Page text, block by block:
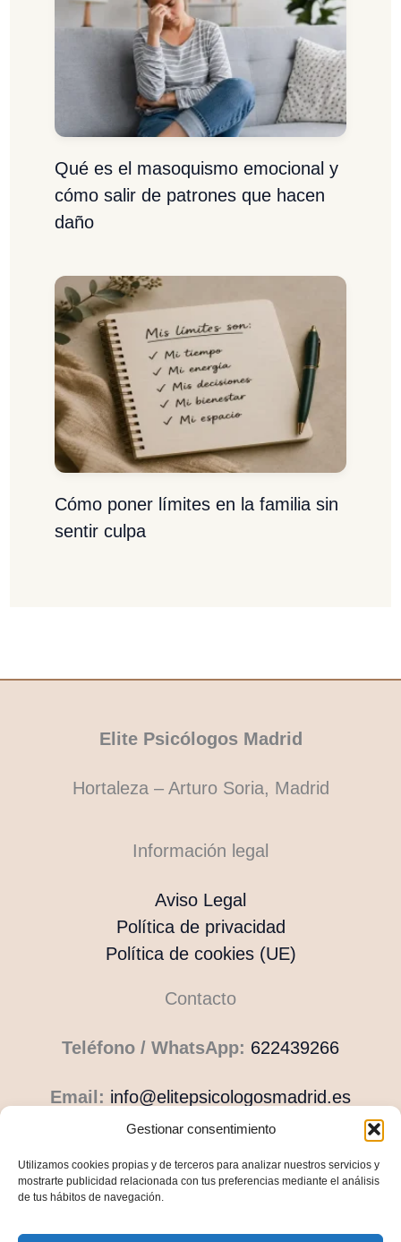
Gestionar consentimiento
Utilizamos cookies propias y de terceros para analizar nuestros servicios y
mostrarte publicidad relacionada con tus preferencias mediante el análisis
de tus hábitos de navegación.
Qué es el masoquismo emocional y
cómo salir de patrones que hacen
daño
Cómo poner límites en la familia sin
sentir culpa
Elite Psicólogos Madrid
Hortaleza – Arturo Soria, Madrid
Información legal
Aviso Legal
Política de privacidad
Política de cookies (UE)
Contacto
Teléfono / WhatsApp: 622439266
Email: info@elitepsicologosmadrid.es
Navegación